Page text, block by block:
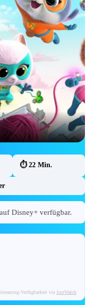
Cases
InsidEars
✨
⏱ 22 Min.
Disney+ verfügbar.
Verfügbarkeit via JustWatch